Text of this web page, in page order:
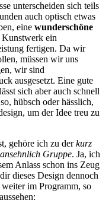
unterscheiden sich teils
auch optisch etwas
eine wunderschöne
Kunstwerk ein
fertigen. Da wir
müssen wir uns
wir sind
ausgesetzt. Eine gute
sich aber auch schnell
hübsch oder hässlich,
um der Idee treu zu
gehöre ich zu derkurz
Gruppe. Ja, ich
Anlass schon ins Zeug
dieses Design dennoch
im Programm, so